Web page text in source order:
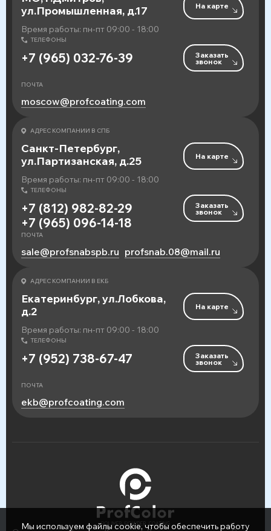
ул.Промышленная, д.17
Время работы: пн-пт 09:00 - 18:00
На карте
ТЕЛЕФОНЫ
+7 (965) 032-76-39 Заказать
звонок
ПОЧТА
moscow@profcoating.com
АДРЕС КОМПАНИИ В СПБ
Санкт-Петербург,
ул.Партизанская, д.25
Время работы: пн-пт 09:00 - 18:00
На карте
ТЕЛЕФОНЫ
+7 (812) 982-82-29
+7 (965) 096-14-18
Заказать
звонок
ПОЧТА
sale@profsnabspb.ru profsnab.08@mail.ru
АДРЕС КОМПАНИИ В ЕКБ
Екатеринбург, ул.Лобкова,
д.2
Время работы: пн-пт 09:00 - 18:00
На карте
ТЕЛЕФОНЫ
+7 (952) 738-67-47 Заказать
звонок
ПОЧТА
ekb@profcoating.com
Мы используем файлы cookie, чтобы обеспечить работу